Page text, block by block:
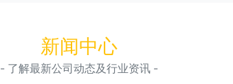
新闻中心
- 了解最新公司动态及行业资讯 -